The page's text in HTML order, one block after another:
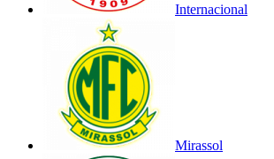
Internacional
Mirassol